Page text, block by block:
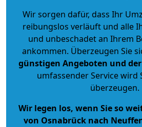
Wir sorgen dafür, dass Ihr
reibungslos verläuft und alle
und unbeschadet an Ihrem
ankommen. Überzeugen Sie
günstigen Angeboten und
umfassender Service wird
überzeugen.
Wir legen los, wenn Sie so
von Osnabrück nach